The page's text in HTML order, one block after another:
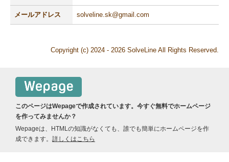
メールアドレス solveline.sk@gmail.com
Copyright (c) 2024 - 2026 SolveLine All Rights Reserved.
このページはWepageで作成されています。今すぐ無料でホームページ
を作ってみませんか？
Wepageは、HTMLの知識がなくても、誰でも簡単にホームページを作
成できます。 詳しくはこちら